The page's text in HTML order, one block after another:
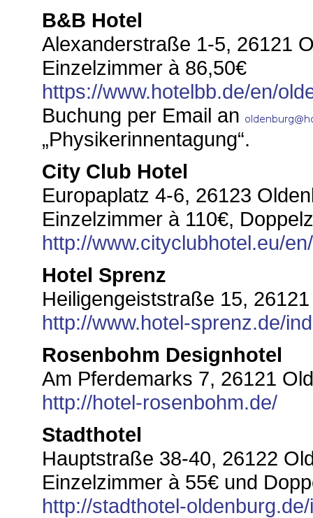
B&B Hotel
Alexanderstraße 1-5, 26121
Einzelzimmer à 86,50€
https://www.hotelbb.de/en/
Buchung per Email an
„Physikerinnentagung“.
City Club Hotel
Europaplatz 4-6, 26123
Einzelzimmer à 110€,
http://www.cityclubhotel.eu/en/
Hotel Sprenz
Heiligengeiststraße 15,
http://www.hotel-sprenz.de/
Rosenbohm Designhotel
Am Pferdemarks 7, 26121
http://hotel-rosenbohm.de/
Stadthotel
Hauptstraße 38-40, 26122
Einzelzimmer à 55€ und
http://stadthotel-